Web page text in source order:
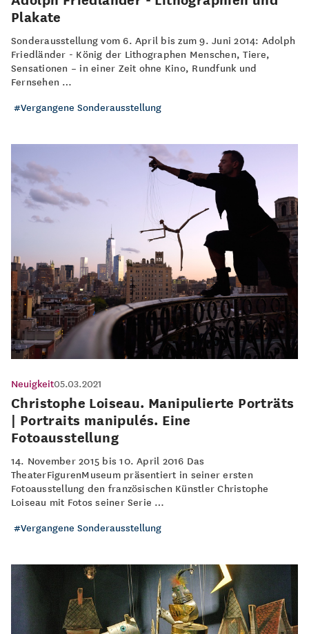
Plakate
Sonderausstellung vom 6. April bis zum 9. Juni 2014: Adolph
Friedländer - König der Lithographen Menschen, Tiere,
Sensationen – in einer Zeit ohne Kino, Rundfunk und
Fernsehen …
Vergangene Sonderausstellung
Neuigkeit05.03.2021
Christophe Loiseau. Manipulierte Porträts
| Portraits manipulés. Eine
Fotoausstellung
14. November 2015 bis 10. April 2016 Das
TheaterFigurenMuseum präsentiert in seiner ersten
Fotoausstellung den französischen Künstler Christophe
Loiseau mit Fotos seiner Serie …
Vergangene Sonderausstellung